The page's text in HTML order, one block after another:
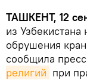
ТАШКЕНТ, 12
из Узбекистана
обрушения
сообщила
религий при